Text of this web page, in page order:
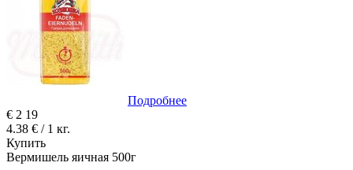
Подробнее
€ 2 19
4.38 € / 1 кг.
Купить
Вермишель яичная 500г